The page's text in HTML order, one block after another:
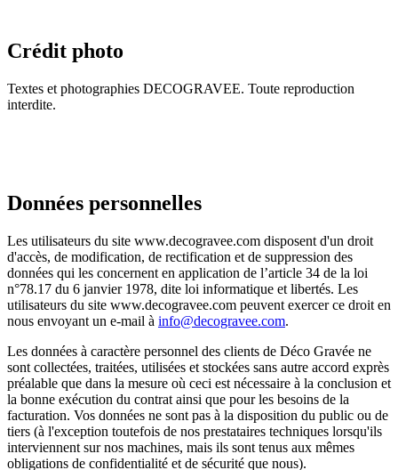
Crédit photo
Textes et photographies DECOGRAVEE. Toute reproduction
interdite.
Données personnelles
Les utilisateurs du site www.decogravee.com disposent d'un droit
d'accès, de modification, de rectification et de suppression des
données qui les concernent en application de l’article 34 de la loi
n°78.17 du 6 janvier 1978, dite loi informatique et libertés. Les
utilisateurs du site www.decogravee.com peuvent exercer ce droit en
nous envoyant un e-mail à info@decogravee.com.
Les données à caractère personnel des clients de Déco Gravée ne
sont collectées, traitées, utilisées et stockées sans autre accord exprès
préalable que dans la mesure où ceci est nécessaire à la conclusion et
la bonne exécution du contrat ainsi que pour les besoins de la
facturation. Vos données ne sont pas à la disposition du public ou de
tiers (à l'exception toutefois de nos prestataires techniques lorsqu'ils
interviennent sur nos machines, mais ils sont tenus aux mêmes
obligations de confidentialité et de sécurité que nous).